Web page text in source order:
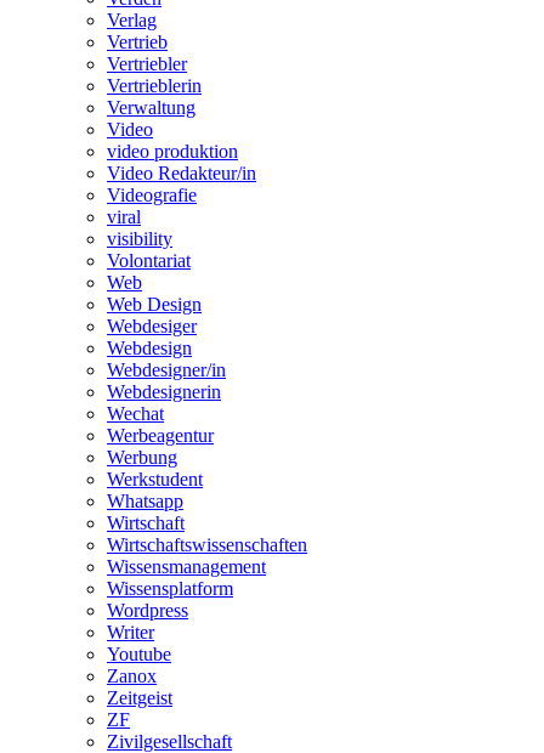
Verlag
Vertrieb
Vertriebler
Vertrieblerin
Verwaltung
Video
video produktion
Video Redakteur/in
Videografie
viral
visibility
Volontariat
Web
Web Design
Webdesiger
Webdesign
Webdesigner/in
Webdesignerin
Wechat
Werbeagentur
Werbung
Werkstudent
Whatsapp
Wirtschaft
Wirtschaftswissenschaften
Wissensmanagement
Wissensplatform
Wordpress
Writer
Youtube
Zanox
Zeitgeist
ZF
Zivilgesellschaft